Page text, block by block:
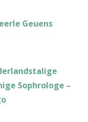
Geuens
Sophrologe –